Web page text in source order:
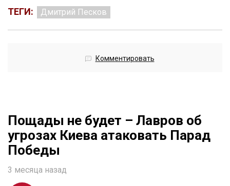
ТЕГИ: Дмитрий Песков
Комментировать
Пощады не будет – Лавров об
угрозах Киева атаковать Парад
Победы
3 месяца назад